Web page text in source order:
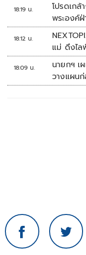
18:19 น.
โปรดเกล้
พระองค์
18:12 น.
แม่ ดึงไล
รณ์ช้อปปิ
18:09 น.
นายกฯ เ
วางแผน